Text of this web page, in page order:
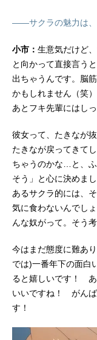
――サクラの魅力は、
小市： 生意気だけど
と向かって直接言う
出ちゃうんです。脳
かもしれません（笑
あとフキ先輩にはし
彼女って、たきなが
たきなが戻ってきて
ちゃうのかな…と、
そう」と心に決めま
あるサクラ的には、
気に食わないんでし
んな奴がって。そう
今はまだ態度に難あ
では)一番年下の面白
ると嬉しいです！ あ
いいですね！ がんば
す！